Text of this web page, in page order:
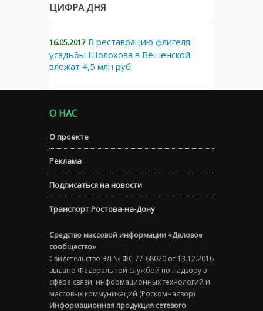
ЦИФРА ДНЯ
16.05.2017 В реставрацию флигеля
усадьбы Шолохова в Вёшенской
вложат 4,5 млн руб
О НАС
О проекте
Реклама
Подписаться на новости
Транспорт Ростова-на-Дону
Средство массовой информации «Деловое
сообщество»
Свидетельство ЭЛ № ФС 77-68020 от 13.12.2016
выдано Федеральной службой по надзору в
сфере связи, информационных технологий и
массовых коммуникаций (Роскомнадзор)
Информационная продукция сетевого